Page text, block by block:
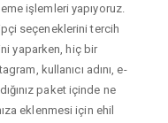
işlemleri yapıyoruz.
seçeneklerini tercih
yaparken, hiç bir
kullanıcı adını, e-
paket içinde ne
eklenmesi için ehil